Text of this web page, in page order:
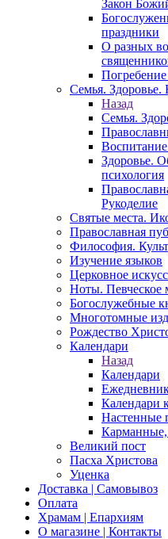
Закон
праздники
О разных
Семья. Здоровье.
Назад
Семья.
Воспитание
Здоровье.
психология
Рукоделие
Святые места.
Православная
Философия.
Изучение языков
Церковное
Ноты. Певческое
Богослужебные
Многотомные
Рождество
Календари
Назад
Календари
Календари
Настенные
Карманные,
Великий пост
Пасха Христова
Уценка
Доставка | Самовывоз
Оплата
Храмам | Епархиям
О магазине | Контакты